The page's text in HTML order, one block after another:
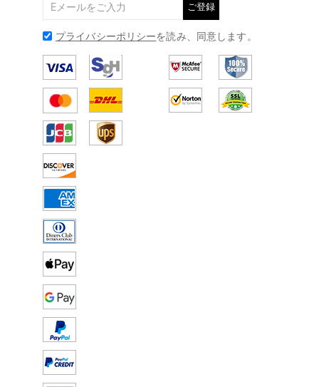
ご登録
プライバシーポリシーを読み、同意します。